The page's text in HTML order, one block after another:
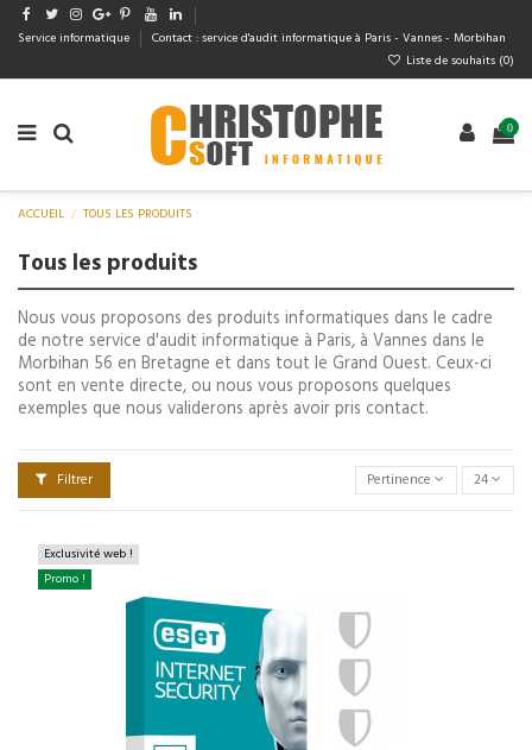
Service informatique
Contact : service d'audit informatique à Paris - Vannes - Morbihan
Liste de souhaits (0)
0
ACCUEIL TOUS LES PRODUITS
Tous les produits
Nous vous proposons des produits informatiques dans le cadre
de notre service d'audit informatique à Paris, à Vannes dans le
Morbihan 56 en Bretagne et dans tout le Grand Ouest. Ceux-ci
sont en vente directe, ou nous vous proposons quelques
exemples que nous validerons après avoir pris contact.
Filtrer Pertinence 24
Exclusivité web !
Promo !